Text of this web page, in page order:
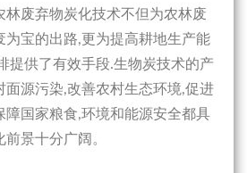
林废弃物炭化技术不但为农林废
为宝的出路,更为提高耕地生产能
提供了有效手段.生物炭技术的产
面源污染,改善农村生态环境,促进
障国家粮食,环境和能源安全都具
景十分广阔。